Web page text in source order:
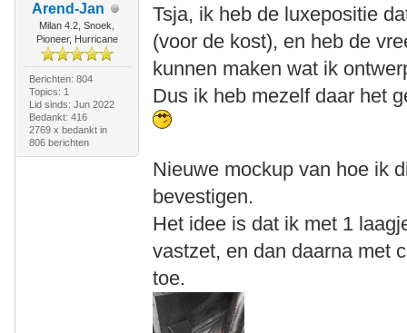
Arend-Jan
Milan 4.2, Snoek,
Pioneer, Hurricane
Berichten: 804
Topics: 1
Lid sinds: Jun 2022
Bedankt: 416
2769 x bedankt in
806 berichten
Tsja, ik heb de luxepositie
(voor de kost), en heb de
kunnen maken wat ik
Dus ik heb mezelf daar het
Nieuwe mockup van hoe ik
bevestigen.
Het idee is dat ik met 1
vastzet, en dan daarna met
toe.